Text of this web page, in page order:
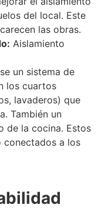
del local. Este
las obras.
Aislamiento
un sistema de
los cuartos
lavaderos) que
También un
de la cocina. Estos
conectados a los